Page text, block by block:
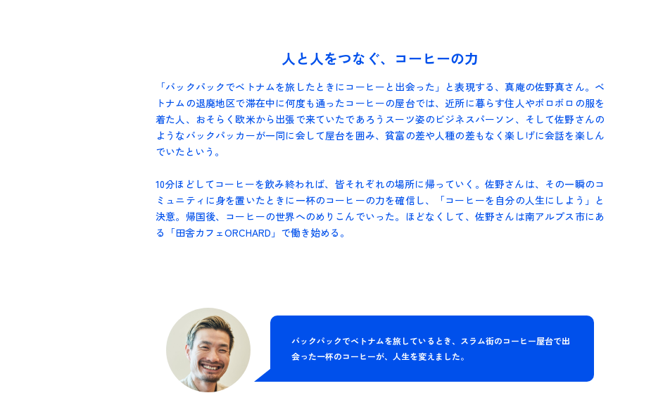
人と人をつなぐ、コーヒーの力
「バックパックでベトナムを旅したときにコーヒーと出会った」と表現する、真庵の佐野真さん。ベ
トナムの退廃地区で滞在中に何度も通ったコーヒーの屋台では、近所に暮らす住人やボロボロの服を
着た人、おそらく欧米から出張で来ていたであろうスーツ姿のビジネスパーソン、そして佐野さんの
ようなバックパッカーが一同に会して屋台を囲み、貧富の差や人種の差もなく楽しげに会話を楽しん
でいたという。
10分ほどしてコーヒーを飲み終われば、皆それぞれの場所に帰っていく。佐野さんは、その一瞬のコ
ミュニティに身を置いたときに一杯のコーヒーの力を確信し、「コーヒーを自分の人生にしよう」と
決意。帰国後、コーヒーの世界へのめりこんでいった。ほどなくして、佐野さんは南アルプス市にあ
る「田舎カフェORCHARD」で働き始める。
バックパックでベトナムを旅しているとき、スラム街のコーヒー屋台で出
会った一杯のコーヒーが、人生を変えました。